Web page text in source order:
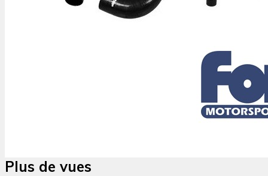
Plus de vues